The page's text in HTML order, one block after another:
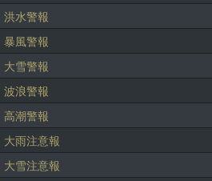
洪水警報
暴風警報
大雪警報
波浪警報
高潮警報
大雨注意報
大雪注意報